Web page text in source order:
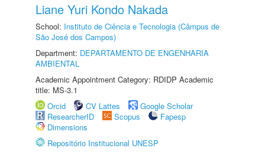
Liane Yuri Kondo Nakada
School: Instituto de Ciência e Tecnologia (Câmpus de
São José dos Campos)
Department: DEPARTAMENTO DE ENGENHARIA
AMBIENTAL
Academic Appointment Category: RDIDP Academic
title: MS-3.1
Orcid
CV Lattes
Google Scholar
ResearcherID
Scopus
Fapesp
Dimensions
Repositório Institucional UNESP